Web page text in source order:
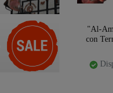
"Al-
con